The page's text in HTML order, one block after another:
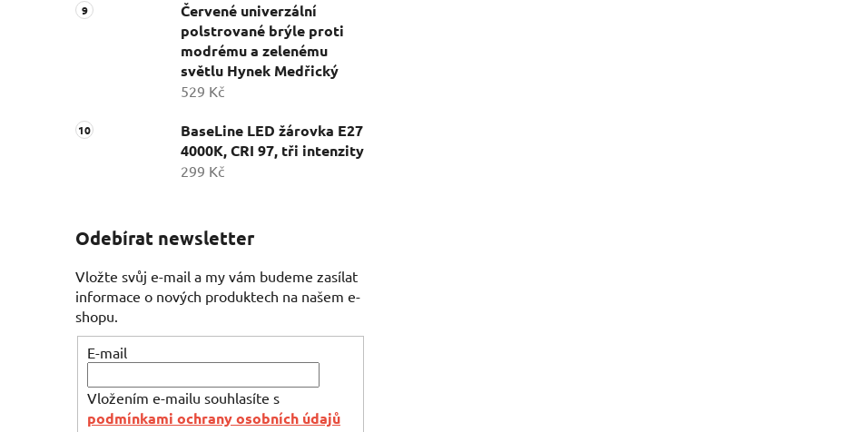
Červené univerzální
polstrované brýle proti
modrému a zelenému
světlu Hynek Medřický
529 Kč
BaseLine LED žárovka E27
4000K, CRI 97, tři intenzity
299 Kč
Odebírat newsletter
Vložte svůj e-mail a my vám budeme zasílat
informace o nových produktech na našem e-
shopu.
E-mail
Vložením e-mailu souhlasíte s
podmínkami ochrany osobních údajů